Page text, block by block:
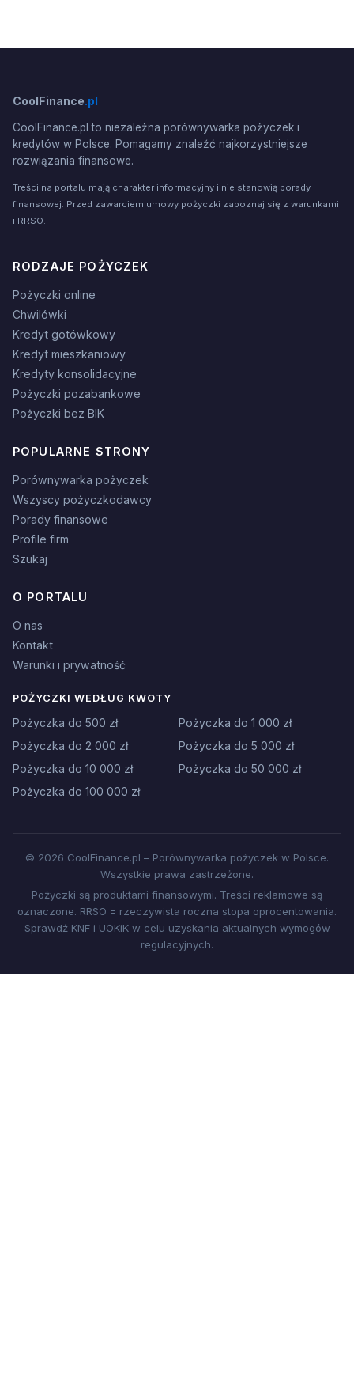
CoolFinance.pl
CoolFinance.pl to niezależna porównywarka pożyczek i
kredytów w Polsce. Pomagamy znaleźć najkorzystniejsze
rozwiązania finansowe.
Treści na portalu mają charakter informacyjny i nie stanowią porady
finansowej. Przed zawarciem umowy pożyczki zapoznaj się z warunkami
i RRSO.
RODZAJE POŻYCZEK
Pożyczki online
Chwilówki
Kredyt gotówkowy
Kredyt mieszkaniowy
Kredyty konsolidacyjne
Pożyczki pozabankowe
Pożyczki bez BIK
POPULARNE STRONY
Porównywarka pożyczek
Wszyscy pożyczkodawcy
Porady finansowe
Profile firm
Szukaj
O PORTALU
O nas
Kontakt
Warunki i prywatność
POŻYCZKI WEDŁUG KWOTY
Pożyczka do 500 zł
Pożyczka do 1 000 zł
Pożyczka do 2 000 zł
Pożyczka do 5 000 zł
Pożyczka do 10 000 zł
Pożyczka do 50 000 zł
Pożyczka do 100 000 zł
© 2026 CoolFinance.pl – Porównywarka pożyczek w Polsce.
Wszystkie prawa zastrzeżone.
Pożyczki są produktami finansowymi. Treści reklamowe są
oznaczone. RRSO = rzeczywista roczna stopa oprocentowania.
Sprawdź KNF i UOKiK w celu uzyskania aktualnych wymogów
regulacyjnych.